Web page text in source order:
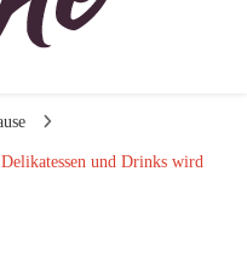
und Drinks wird